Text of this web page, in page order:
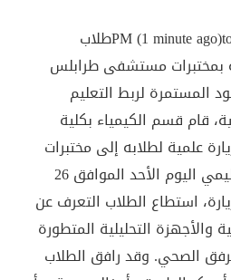
عزالدين بشلوع12:43 PM (1 minute ago)to meطلاب
بمختبرات مستشفى طرابلس
المستمرة لربط التعليم
قام قسم الكيمياء بكلية
علمية لطلابه إلى مختبرات
مستشفى طرابلس التعليمي اليوم الأحد الموافق 26
الزيارة، استطاع الطلاب التعرف عن
والأجهزة التحليلية المتطورة
الصحي. وقد رافق الطلاب